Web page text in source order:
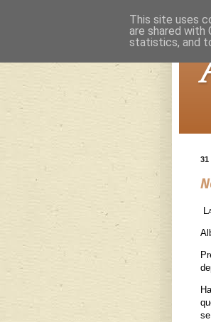
31
This site uses
are shared with
statistics, and